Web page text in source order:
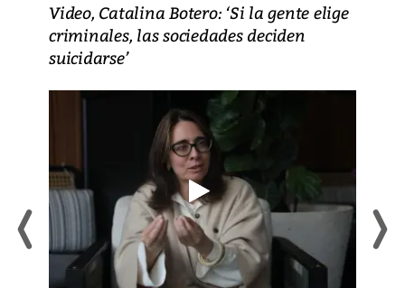
Video, Catalina Botero: ‘Si la gente elige
criminales, las sociedades deciden
suicidarse’